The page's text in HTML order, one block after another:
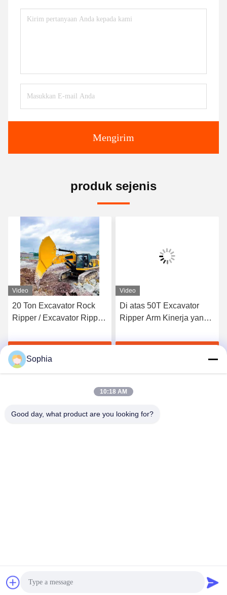
Mengirim
produk sejenis
Video
20 Ton Excavator Rock
Ripper / Excavator Ripper
Pertambangan
Dapatkan Harga Terbaik
Video
Di atas 50T Excavator
Ripper Arm Kinerja yang
Cipta © 2023-2026 excavatorrockbuckets.com . Seluruh hak
Sophia
10:18 AM
Good day, what product are you looking for?